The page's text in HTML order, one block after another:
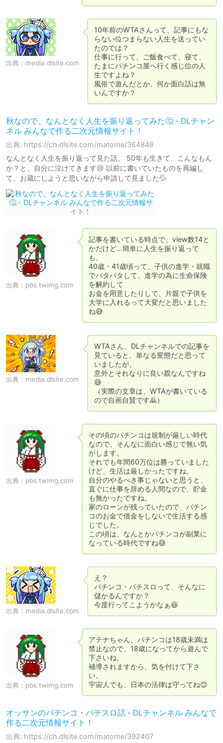
出典： media.dlsite.com
10年前のWTAさんって、記事にもな
らない位つまらない人生を送ってい
たのでは？
仕事に行って、ご飯食べて、寝て、
たまにパチンコ屋へ行く感じ位の人
生ですよね？
風俗で遊んだとか、何か面白話は無
いんですか？
秋なので、なんとなく人生を振り返ってみた🤔 - DLチャン
ネル みんなで作る二次元情報サイト！
出典: https://ch.dlsite.com/matome/364846
なんとなく人生を振り返って見た話。 50年も生きて、こんなもん
か？と、自分に泣けてきます😢 以前に書いていたものを再編し
て、お蔵にしようと思いながら申請して見ました💦
出典： pbs.twimg.com
記事を書いている時点で、view数14と
かだけど…簡単に人生を振り返って
も、
40歳・41歳頃って、子供の進学・就職
でバタバタして、進学の為に生命保険
を解約して
お金を用意したりして、片親で子供を
大学に入れるって大変だと思いました
ね😅
出典： media.dlsite.com
WTAさん、DLチャンネルでの記事を
見ていると、単なる変態だと思って
いましたが、
意外とそれなりに良い親なんですね
😅
（実際の文章は、WTAが書いている
ので自画自賛です🙇）
出典： pbs.twimg.com
その頃のパチンコは規制が厳しい時代
なので、そんなに面白い感じで無い気
がします。
それでも年間60万位は勝っていました
けど、生活は厳しかったですね。
自分のやるべき事じゃないと思うと、
直ぐに仕事を辞める人間なので、貯金
も無かったですね。
家のローンが残っていたので、パチン
コのお金で借金をしないで生活する感
じでした。
この頃は、なんとかパチンコが副業に
なっている時代ですね😅
出典： media.dlsite.com
え？
パチンコ・パチスロって、そんなに
儲かるんですか？
今度行ってこようかなぁ😆
出典： pbs.twimg.com
アテナちゃん、パチンコは18歳未満は
禁止なので、18歳になってから遊んで
下さいね。
補導されますから、気を付けて下さ
い。
宇宙人でも、日本の法律は守ってね😊
オッサンのパチンコ・パチスロ話 - DLチャンネル みんなで
作る二次元情報サイト！
出典: https://ch.dlsite.com/matome/392407